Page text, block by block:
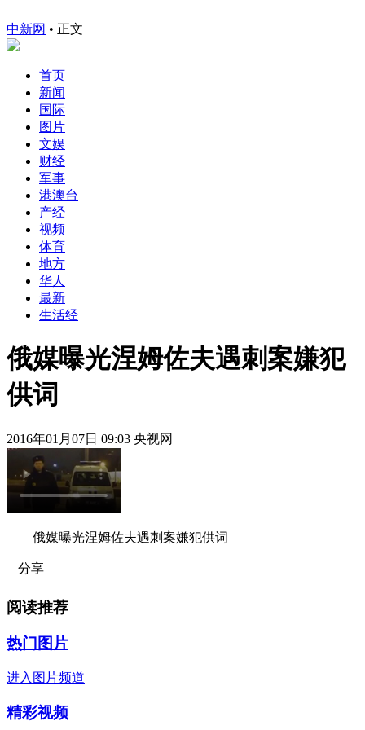
中新网 • 正文
首页
新闻
国际
图片
文娱
财经
军事
港澳台
产经
视频
体育
地方
华人
最新
生活经
俄媒曝光涅姆佐夫遇刺案嫌犯
供词
2016年01月07日 09:03 央视网
俄媒曝光涅姆佐夫遇刺案嫌犯供词
分享
阅读推荐
热门图片
进入图片频道
精彩视频